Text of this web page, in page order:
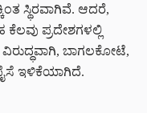
ಸ್ಥಿರವಾಗಿವೆ. ಆದರೆ,
ಪ್ರದೇಶಗಳಲ್ಲಿ
ಬಾಗಲಕೋಟೆ,
ಇಳಿಕೆಯಾಗಿದೆ.